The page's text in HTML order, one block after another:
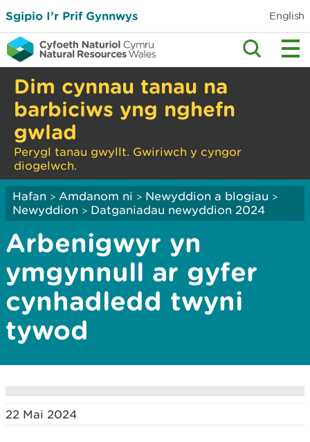
Sgipio I’r Prif Gynnwys English
Dim cynnau tanau na
barbiciws yng nghefn
gwlad
Perygl tanau gwyllt. Gwiriwch y cyngor
diogelwch.
Hafan > Amdanom ni > Newyddion a blogiau >
Newyddion > Datganiadau newyddion 2024
Arbenigwyr yn
ymgynnull ar gyfer
cynhadledd twyni
tywod
22 Mai 2024